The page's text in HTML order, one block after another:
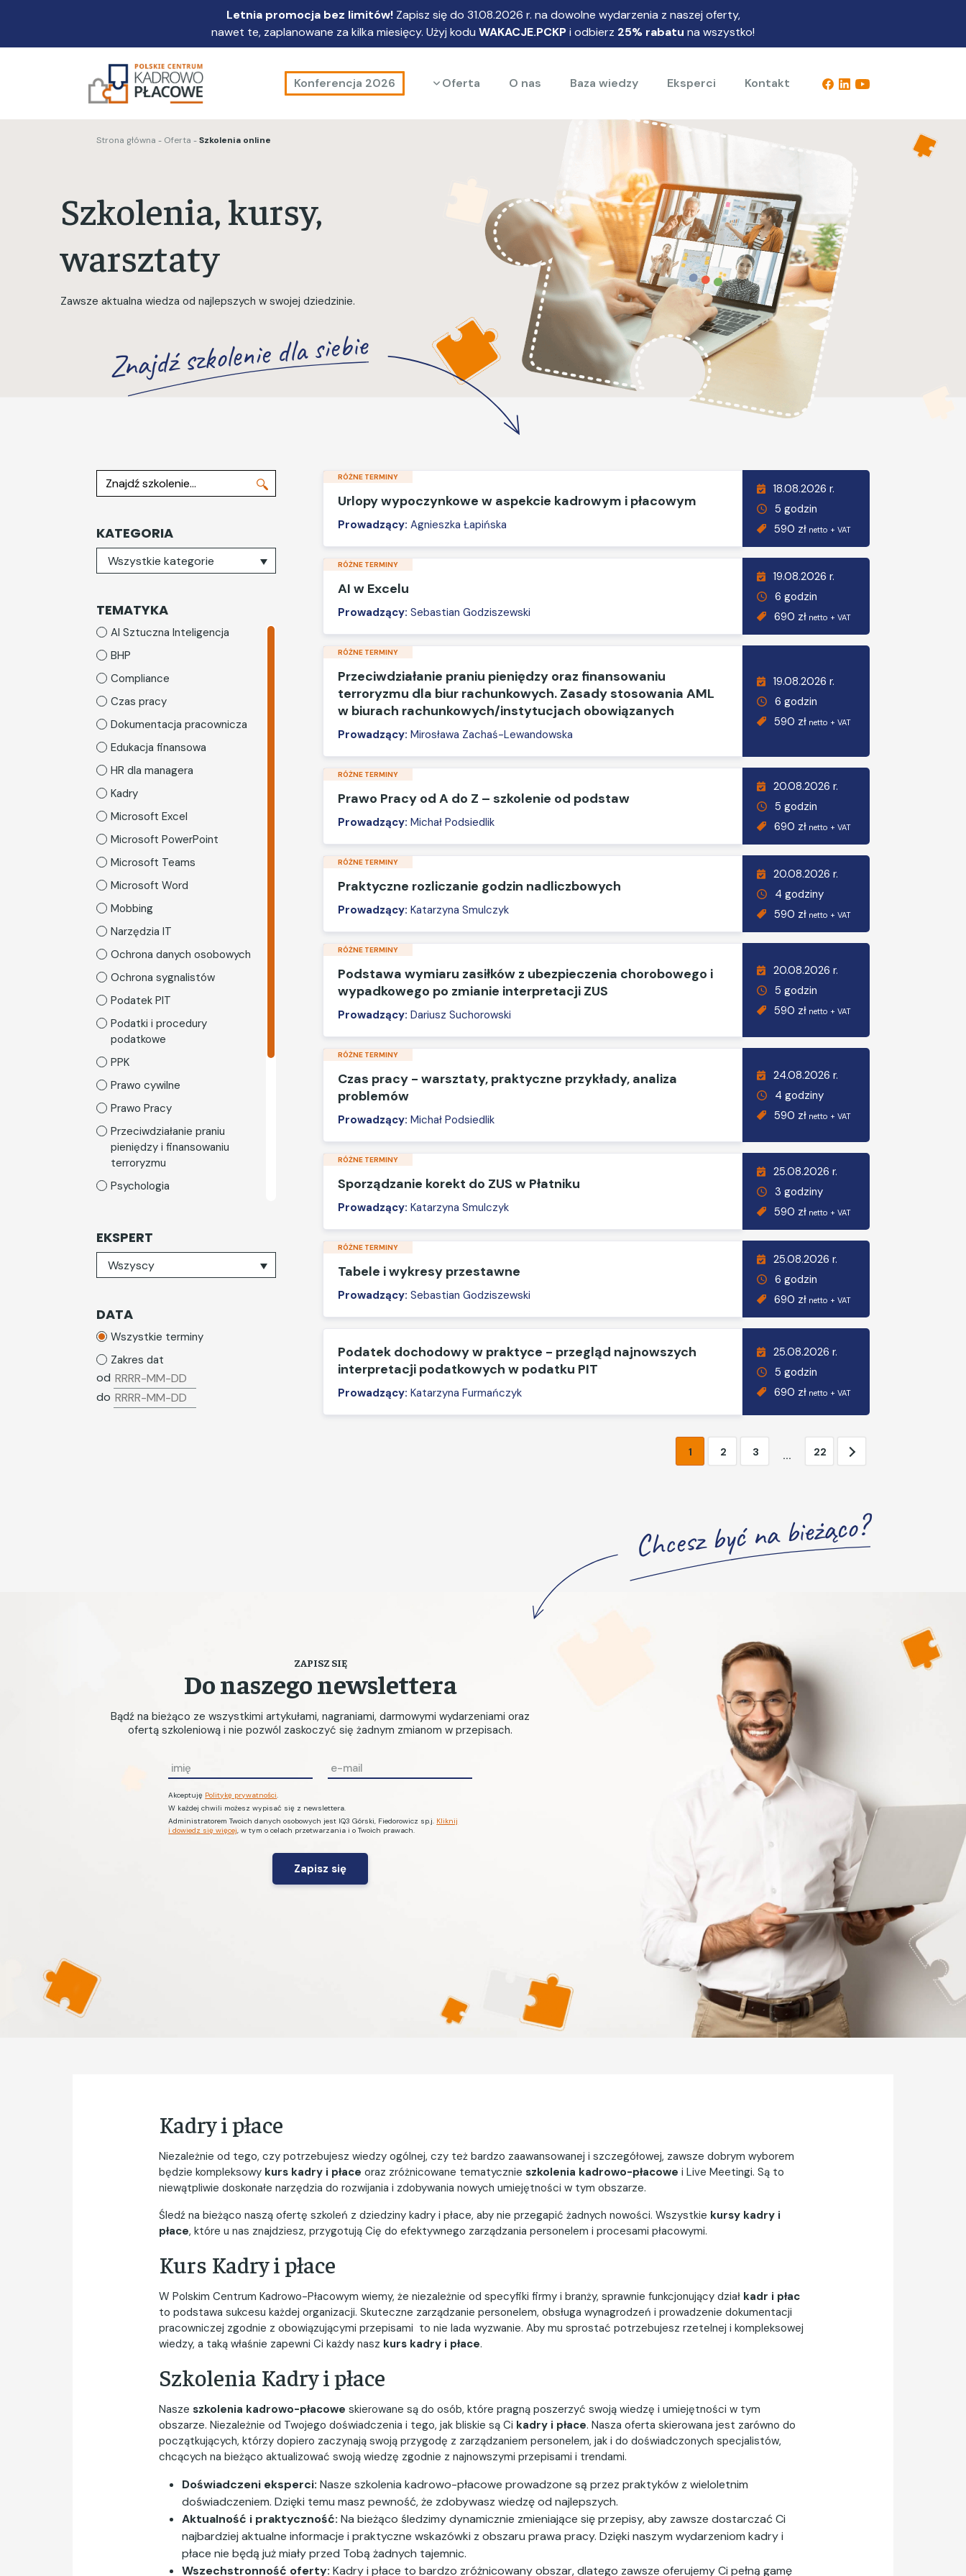
Letnia promocja bez limitów!Zapisz się do 31.08.2026 r. na dowolne wydarzenia z naszej oferty,
nawet te, zaplanowane za kilka miesięcy. Użyj kodu WAKACJE.PCKPi odbierz 25% rabatu na wszystko!
Konferencja 2026 Oferta O nas Baza wiedzy Eksperci Kontakt
Strona główna Oferta Szkolenia online
Szkolenia, kursy,
warsztaty
Zawsze aktualna wiedza od najlepszych w swojej dziedzinie.
Znajdź szkolenie dla siebie
Znajdź szkolenie
KATEGORIA
Wybierz kategorię
Wszystkie kategorie
TEMATYKA
AI Sztuczna Inteligencja
BHP
Compliance
Czas pracy
Dokumentacja pracownicza
Edukacja finansowa
HR dla managera
Kadry
Microsoft Excel
Microsoft PowerPoint
Microsoft Teams
Microsoft Word
Mobbing
Narzędzia IT
Ochrona danych osobowych
Ochrona sygnalistów
Podatek PIT
Podatki i procedury
podatkowe
PPK
Prawo cywilne
Prawo Pracy
Przeciwdziałanie praniu
pieniędzy i finansowaniu
terroryzmu
Psychologia
Skarbnica rodzica
TSL i gospodarka
magazynowa
wynagrodzeń
Zatrudnianie cudzoziemców
ZFŚS
ZUS
EKSPERT
Wybierz eksperta
Wszyscy
DATA
Wszystkie terminy
Zakres dat
od
do
RÓŻNE TERMINY
Urlopy wypoczynkowe w aspekcie kadrowym i płacowym
Prowadzący: Agnieszka Łapińska
18.08.2026 r.
5 godzin
590 zł netto + VAT
RÓŻNE TERMINY
AI w Excelu
Prowadzący: Sebastian Godziszewski
19.08.2026 r.
6 godzin
690 zł netto + VAT
RÓŻNE TERMINY
Przeciwdziałanie praniu pieniędzy oraz finansowaniu
terroryzmu dla biur rachunkowych. Zasady stosowania AML
w biurach rachunkowych/instytucjach obowiązanych
Prowadzący: Mirosława Zachaś-Lewandowska
19.08.2026 r.
6 godzin
590 zł netto + VAT
RÓŻNE TERMINY
Prawo Pracy od A do Z – szkolenie od podstaw
Prowadzący: Michał Podsiedlik
20.08.2026 r.
5 godzin
690 zł netto + VAT
RÓŻNE TERMINY
Praktyczne rozliczanie godzin nadliczbowych
Prowadzący: Katarzyna Smulczyk
20.08.2026 r.
4 godziny
590 zł netto + VAT
RÓŻNE TERMINY
Podstawa wymiaru zasiłków z ubezpieczenia chorobowego i
wypadkowego po zmianie interpretacji ZUS
Prowadzący: Dariusz Suchorowski
20.08.2026 r.
5 godzin
590 zł netto + VAT
RÓŻNE TERMINY
Czas pracy - warsztaty, praktyczne przykłady, analiza
problemów
Prowadzący: Michał Podsiedlik
24.08.2026 r.
4 godziny
590 zł netto + VAT
RÓŻNE TERMINY
Sporządzanie korekt do ZUS w Płatniku
Prowadzący: Katarzyna Smulczyk
25.08.2026 r.
3 godziny
590 zł netto + VAT
RÓŻNE TERMINY
Tabele i wykresy przestawne
Prowadzący: Sebastian Godziszewski
25.08.2026 r.
6 godzin
690 zł netto + VAT
Podatek dochodowy w praktyce - przegląd najnowszych
interpretacji podatkowych w podatku PIT
Prowadzący: Katarzyna Furmańczyk
25.08.2026 r.
5 godzin
690 zł netto + VAT
1 2 3 ... 22
Chcesz być na bieżąco?
ZAPISZ SIĘ
Do naszego newslettera
Bądź na bieżąco ze wszystkimi artykułami, nagraniami, darmowymi wydarzeniami oraz
ofertą szkoleniową i nie pozwól zaskoczyć się żadnym zmianom w przepisach.
m
i
ę
*
E
m
i
l
*
Akceptuję Politykę prywatności.
W każdej chwili możesz wypisać się z newslettera.
Administratorem Twoich danych osobowych jest IQ3 Górski, Fiedorowicz sp.j. Kliknij
i dowiedz się więcej, w tym o celach przetwarzania i o Twoich prawach.
Kadry i płace
Niezależnie od tego, czy potrzebujesz wiedzy ogólnej, czy też bardzo zaawansowanej i szczegółowej, zawsze dobrym wyborem
będzie kompleksowy kurs kadry i płace oraz zróżnicowane tematycznie szkolenia kadrowo-płacowe i Live Meetingi. Są to
niewątpliwie doskonałe narzędzia do rozwijania i zdobywania nowych umiejętności w tym obszarze.
Śledź na bieżąco naszą ofertę szkoleń z dziedziny kadry i płace, aby nie przegapić żadnych nowości. Wszystkie kursy kadry i
płace, które u nas znajdziesz, przygotują Cię do efektywnego zarządzania personelem i procesami płacowymi.
Kurs Kadry i płace
W Polskim Centrum Kadrowo-Płacowym wiemy, że niezależnie od specyfiki firmy i branży, sprawnie funkcjonujący dział kadr i płac
to podstawa sukcesu każdej organizacji. Skuteczne zarządzanie personelem, obsługa wynagrodzeń i prowadzenie dokumentacji
pracowniczej zgodnie z obowiązującymi przepisami to nie lada wyzwanie. Aby mu sprostać potrzebujesz rzetelnej i kompleksowej
wiedzy, a taką właśnie zapewni Ci każdy nasz kurs kadry i płace.
Szkolenia Kadry i płace
Nasze szkolenia kadrowo-płacowe skierowane są do osób, które pragną poszerzyć swoją wiedzę i umiejętności w tym
obszarze. Niezależnie od Twojego doświadczenia i tego, jak bliskie są Ci kadry i płace. Nasza oferta skierowana jest zarówno do
początkujących, którzy dopiero zaczynają swoją przygodę z zarządzaniem personelem, jak i do doświadczonych specjalistów,
chcących na bieżąco aktualizować swoją wiedzę zgodnie z najnowszymi przepisami i trendami.
Doświadczeni eksperci: Nasze szkolenia kadrowo-płacowe prowadzone są przez praktyków z wieloletnim
doświadczeniem. Dzięki temu masz pewność, że zdobywasz wiedzę od najlepszych.
Aktualność i praktyczność: Na bieżąco śledzimy dynamicznie zmieniające się przepisy, aby zawsze dostarczać Ci
najbardziej aktualne informacje i praktyczne wskazówki z obszaru prawa pracy. Dzięki naszym wydarzeniom kadry i
płace nie będą już miały przed Tobą żadnych tajemnic.
Wszechstronność oferty: Kadry i płace to bardzo zróżnicowany obszar, dlatego zawsze oferujemy Ci pełną gamę